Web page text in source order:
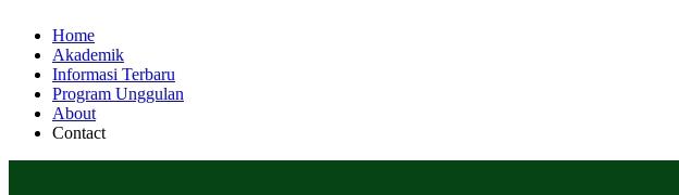
Home
Akademik
Informasi Terbaru
Program Unggulan
About
Contact